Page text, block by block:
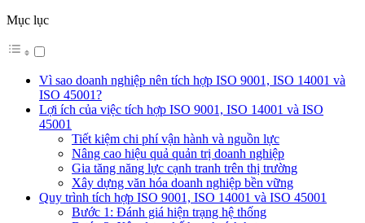
Mục lục
Vì sao doanh nghiệp nên tích hợp ISO 9001, ISO 14001 và
ISO 45001?
Lợi ích của việc tích hợp ISO 9001, ISO 14001 và ISO
45001
Tiết kiệm chi phí vận hành và nguồn lực
Nâng cao hiệu quả quản trị doanh nghiệp
Gia tăng năng lực cạnh tranh trên thị trường
Xây dựng văn hóa doanh nghiệp bền vững
Quy trình tích hợp ISO 9001, ISO 14001 và ISO 45001
Bước 1: Đánh giá hiện trạng hệ thống